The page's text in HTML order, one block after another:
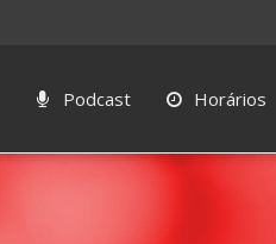
Podcast Horários